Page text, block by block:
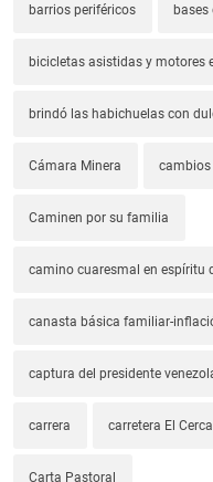
barrios periféricos bases
bicicletas asistidas y motores
brindó las habichuelas con
Cámara Minera cambios
Caminen por su familia
camino cuaresmal en espíritu
canasta básica familiar-
captura del presidente
carrera carretera El
Carta Pastoral